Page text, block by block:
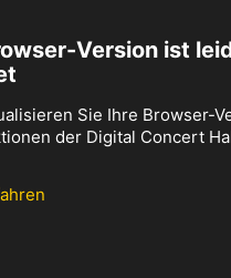
Version ist
Sie Ihre Browser-
der Digital Concert